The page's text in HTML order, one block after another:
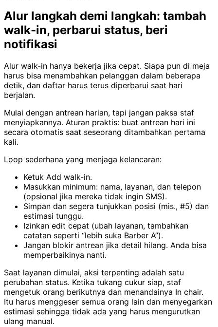
Alur langkah demi langkah: tambah
walk-in, perbarui status, beri
notifikasi
Alur walk-in hanya bekerja jika cepat. Siapa pun di meja
harus bisa menambahkan pelanggan dalam beberapa
detik, dan daftar harus terus diperbarui saat hari
berjalan.
Mulai dengan antrean harian, tapi jangan paksa staf
menyiapkannya. Aturan praktis: buat antrean hari ini
secara otomatis saat seseorang ditambahkan pertama
kali.
Loop sederhana yang menjaga kelancaran:
Ketuk Add walk-in.
Masukkan minimum: nama, layanan, dan telepon
(opsional jika mereka tidak ingin SMS).
Simpan dan segera tunjukkan posisi (mis., #5) dan
estimasi tunggu.
Izinkan edit cepat (ubah layanan, tambahkan
catatan seperti “lebih suka Barber A”).
Jangan blokir antrean jika detail hilang. Anda bisa
memperbaikinya nanti.
Saat layanan dimulai, aksi terpenting adalah satu
perubahan status. Ketika tukang cukur siap, staf
mengetuk orang berikutnya dan menandainya In chair.
Itu harus menggeser semua orang lain dan menyegarkan
estimasi sehingga tidak ada yang harus mengurutkan
ulang manual.